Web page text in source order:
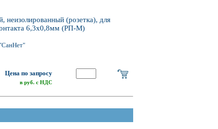
(розетка), для
6,3х0,8мм (РП-М)
Цена по запросу
в руб. с НДС